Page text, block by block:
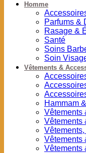
Homme
Parfums &
Rasage &
Santé
Soins
Soin
Vêtements &
Hammam
Vêtements
Vêtements
Vêtements
Vêtements